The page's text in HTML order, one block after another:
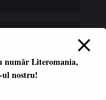
număr Literomania,
ul nostru!